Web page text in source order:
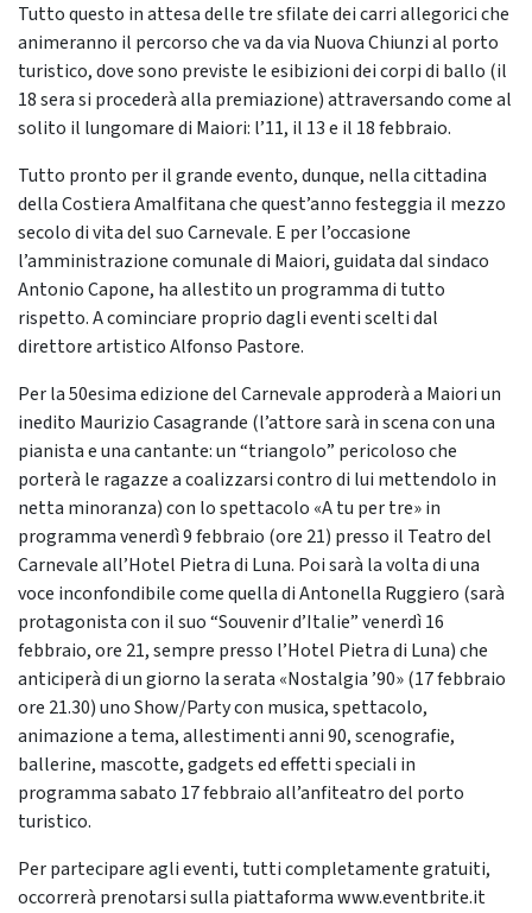
Tutto questo in attesa delle tre sfilate dei carri allegorici che
animeranno il percorso che va da via Nuova Chiunzi al porto
turistico, dove sono previste le esibizioni dei corpi di ballo (il
18 sera si procederà alla premiazione) attraversando come al
solito il lungomare di Maiori: l’11, il 13 e il 18 febbraio.
Tutto pronto per il grande evento, dunque, nella cittadina
della Costiera Amalfitana che quest’anno festeggia il mezzo
secolo di vita del suo Carnevale. E per l’occasione
l’amministrazione comunale di Maiori, guidata dal sindaco
Antonio Capone, ha allestito un programma di tutto
rispetto. A cominciare proprio dagli eventi scelti dal
direttore artistico Alfonso Pastore.
Per la 50esima edizione del Carnevale approderà a Maiori un
inedito Maurizio Casagrande (l’attore sarà in scena con una
pianista e una cantante: un “triangolo” pericoloso che
porterà le ragazze a coalizzarsi contro di lui mettendolo in
netta minoranza) con lo spettacolo «A tu per tre» in
programma venerdì 9 febbraio (ore 21) presso il Teatro del
Carnevale all’Hotel Pietra di Luna. Poi sarà la volta di una
voce inconfondibile come quella di Antonella Ruggiero (sarà
protagonista con il suo “Souvenir d’Italie” venerdì 16
febbraio, ore 21, sempre presso l’Hotel Pietra di Luna) che
anticiperà di un giorno la serata «Nostalgia ’90» (17 febbraio
ore 21.30) uno Show/Party con musica, spettacolo,
animazione a tema, allestimenti anni 90, scenografie,
ballerine, mascotte, gadgets ed effetti speciali in
programma sabato 17 febbraio all’anfiteatro del porto
turistico.
Per partecipare agli eventi, tutti completamente gratuiti,
occorrerà prenotarsi sulla piattaforma www.eventbrite.it